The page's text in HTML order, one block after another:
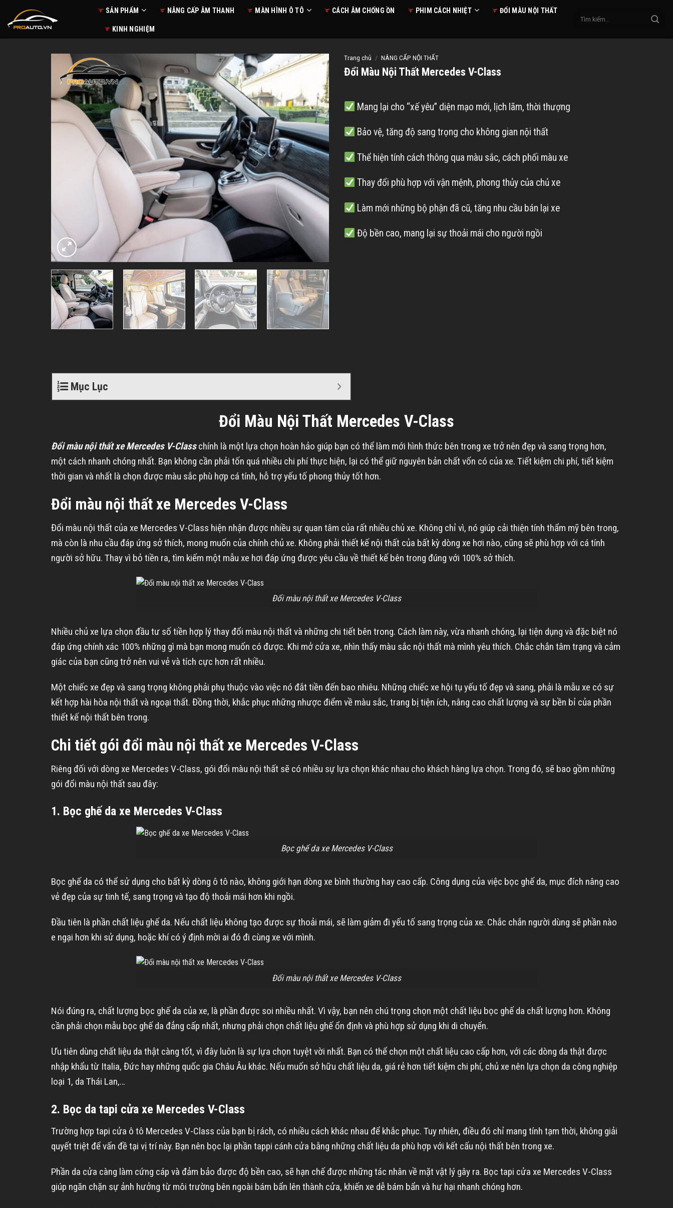
content
SẢN PHẨM NÂNG CẤP ÂM THANH MÀN HÌNH Ô TÔ CÁCH ÂM CHỐNG ỒN PHIM CÁCH NHIỆT ĐỔI MÀU NỘI THẤT
KINH NGHIỆM
Tìm
Trang chủ / NÂNG CẤP NỘI THẤT
Đổi Màu Nội Thất Mercedes V-Class
Mang lại cho “xế yêu” diện mạo mới, lịch lãm, thời thượng
Bảo vệ, tăng độ sang trọng cho không gian nội thất
Thể hiện tính cách thông qua màu sắc, cách phối màu xe
Thay đổi phù hợp với vận mệnh, phong thủy của chủ xe
Làm mới những bộ phận đã cũ, tăng nhu cầu bán lại xe
Độ bền cao, mang lại sự thoải mái cho người ngồi
Mục Lục
Đổi Màu Nội Thất Mercedes V-Class
Đổi màu nội thất xe Mercedes V-Classchính là một lựa chọn hoàn hảo giúp bạn có thể làm mới hình thức bên trong xe trở nên đẹp và sang trọng hơn,
một cách nhanh chóng nhất. Bạn không cần phải tốn quá nhiều chi phí thực hiện, lại có thể giữ nguyên bản chất vốn có của xe. Tiết kiệm chi phí, tiết kiệm
thời gian và nhất là chọn được màu sắc phù hợp cá tính, hỗ trợ yếu tố phong thủy tốt hơn.
Đổi màu nội thất xe Mercedes V-Class
Đổi màu nội thất của xe Mercedes V-Class hiện nhận được nhiều sự quan tâm của rất nhiều chủ xe. Không chỉ vì, nó giúp cải thiện tính thẩm mỹ bên trong,
mà còn là nhu cầu đáp ứng sở thích, mong muốn của chính chủ xe. Không phải thiết kế nội thất của bất kỳ dòng xe hơi nào, cũng sẽ phù hợp với cá tính
người sở hữu. Thay vì bỏ tiền ra, tìm kiếm một mẫu xe hơi đáp ứng được yêu cầu về thiết kế bên trong đúng với 100% sở thích.
Đổi màu nội thất xe Mercedes V-Class
Nhiều chủ xe lựa chọn đầu tư số tiền hợp lý thay đổi màu nội thất và những chi tiết bên trong. Cách làm này, vừa nhanh chóng, lại tiện dụng và đặc biệt nó
đáp ứng chính xác 100% những gì mà bạn mong muốn có được. Khi mở cửa xe, nhìn thấy màu sắc nội thất mà mình yêu thích. Chắc chắn tâm trạng và cảm
giác của bạn cũng trở nên vui vẻ và tích cực hơn rất nhiều.
Một chiếc xe đẹp và sang trọng không phải phụ thuộc vào việc nó đắt tiền đến bao nhiêu. Những chiếc xe hội tụ yếu tố đẹp và sang, phải là mẫu xe có sự
kết hợp hài hòa nội thất và ngoại thất. Đồng thời, khắc phục những nhược điểm về màu sắc, trang bị tiện ích, nâng cao chất lượng và sự bền bỉ của phần
thiết kế nội thất bên trong.
Chi tiết gói đổi màu nội thất xe Mercedes V-Class
Riêng đối với dòng xe Mercedes V-Class, gói đổi màu nội thất sẽ có nhiều sự lựa chọn khác nhau cho khách hàng lựa chọn. Trong đó, sẽ bao gồm những
gói đổi màu nội thất sau đây:
1. Bọc ghế da xe Mercedes V-Class
Bọc ghế da xe Mercedes V-Class
Bọc ghế da có thể sử dụng cho bất kỳ dòng ô tô nào, không giới hạn dòng xe bình thường hay cao cấp. Công dụng của việc bọc ghế da, mục đích nâng cao
vẻ đẹp của sự tinh tế, sang trọng và tạo độ thoải mái hơn khi ngồi.
Đầu tiên là phần chất liệu ghế da. Nếu chất liệu không tạo được sự thoải mái, sẽ làm giảm đi yếu tố sang trọng của xe. Chắc chắn người dùng sẽ phần nào
e ngại hơn khi sử dụng, hoặc khí có ý định mời ai đó đi cùng xe với mình.
Đổi màu nội thất xe Mercedes V-Class
Nói đúng ra, chất lượng bọc ghế da của xe, là phần được soi nhiều nhất. Vì vậy, bạn nên chú trọng chọn một chất liệu bọc ghế da chất lượng hơn. Không
cần phải chọn mẫu bọc ghế da đẳng cấp nhất, nhưng phải chọn chất liệu ghế ổn định và phù hợp sử dụng khi di chuyển.
Ưu tiên dùng chất liệu da thật càng tốt, vì đây luôn là sự lựa chọn tuyệt vời nhất. Bạn có thể chọn một chất liệu cao cấp hơn, với các dòng da thật được
nhập khẩu từ Italia, Đức hay những quốc gia Châu Âu khác. Nếu muốn sở hữu chất liệu da, giá rẻ hơn tiết kiệm chi phí, chủ xe nên lựa chọn da công nghiệp
loại 1, da Thái Lan,…
2. Bọc da tapi cửa xe Mercedes V-Class
Trường hợp tapi cửa ô tô Mercedes V-Class của bạn bị rách, có nhiều cách khác nhau để khắc phục. Tuy nhiên, điều đó chỉ mang tính tạm thời, không giải
quyết triệt để vấn đề tại vị trí này. Bạn nên bọc lại phần tappi cánh cửa bằng những chất liệu da phù hợp với kết cấu nội thất bên trong xe.
Phần da cửa càng làm cứng cáp và đảm bảo được độ bền cao, sẽ hạn chế được những tác nhân về mặt vật lý gây ra. Bọc tapi cửa xe Mercedes V-Class
giúp ngăn chặn sự ảnh hưởng từ môi trường bên ngoài bám bẩn lên thành cửa, khiến xe dễ bám bẩn và hư hại nhanh chóng hơn.